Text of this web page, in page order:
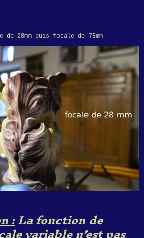
de 28mm puis focale de 75mm
:La fonction de